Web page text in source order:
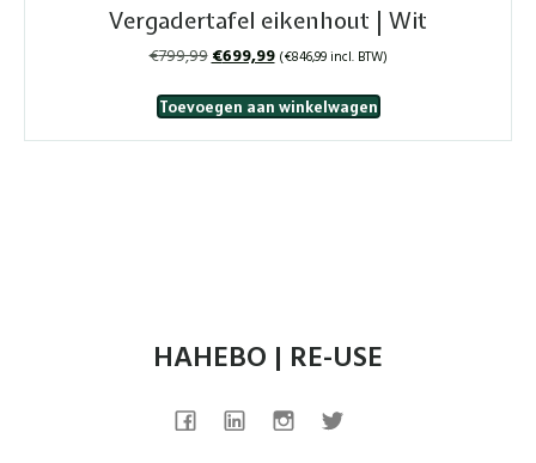
Vergadertafel eikenhout | Wit
€799,99 Oorspronkelijke
was:
€699,99Huidige
is:
(€846,99incl. BTW)
Toevoegen aan winkelwagen
HAHEBO | RE-USE